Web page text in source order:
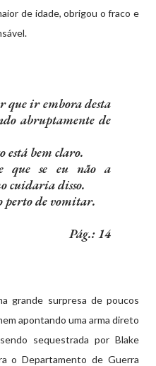
de idade, obrigou o fraco e
que ir embora desta
abruptamente de
está bem claro.
que se eu não a
cuidaria disso.
perto de vomitar.
Pág.: 14
grande surpresa de poucos
apontando uma arma direto
sequestrada por Blake
o Departamento de Guerra